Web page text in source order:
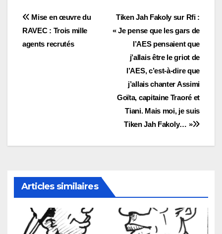
Navigation
de
Tiken Jah Fakoly sur Rfi :
« Je pense que les gars de
l’AES pensaient que
j’allais être le griot de
l’AES, c’est-à-dire que
j’allais chanter Assimi
Goïta, capitaine Traoré et
Tiani. Mais moi, je suis
Tiken Jah Fakoly… »
Mise en œuvre du
RAVEC : Trois mille
agents recrutés
Articles similaires